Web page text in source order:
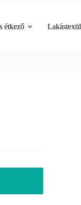
étkező Lakástextil